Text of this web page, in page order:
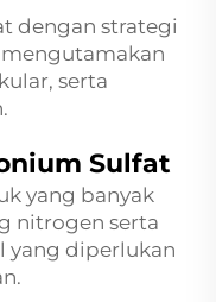
dengan strategi
serta
Sulfat
yang banyak
nitrogen serta
yang diperlukan